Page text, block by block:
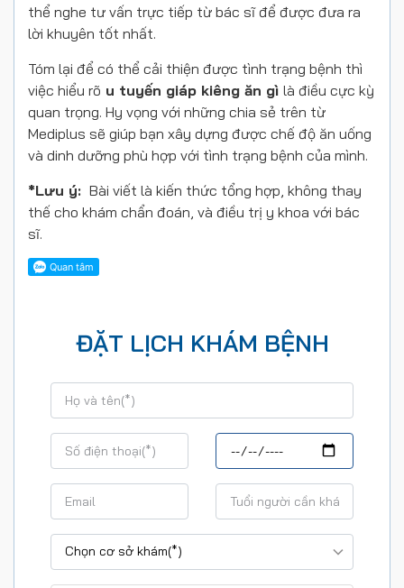
thể nghe tư vấn trực tiếp từ bác sĩ để được đưa ra
lời khuyên tốt nhất.
Tóm lại để có thể cải thiện được tình trạng bệnh thì
việc hiểu rõ u tuyến giáp kiêng ăn gì là điều cực kỳ
quan trọng. Hy vọng với những chia sẻ trên từ
Mediplus sẽ giúp bạn xây dựng được chế độ ăn uống
và dinh dưỡng phù hợp với tình trạng bệnh của mình.
*Lưu ý: Bài viết là kiến thức tổng hợp, không thay
thế cho khám chẩn đoán, và điều trị y khoa với bác
sĩ.
ĐẶT LỊCH KHÁM BỆNH